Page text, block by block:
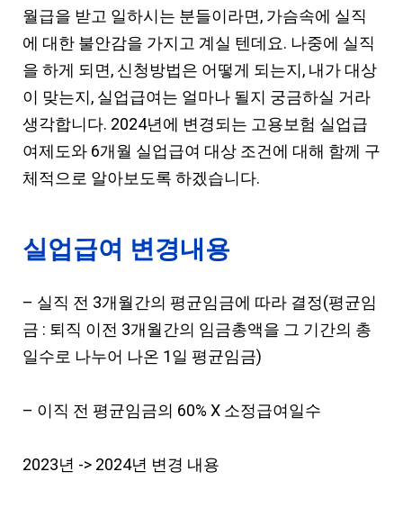
월급을 받고 일하시는 분들이라면, 가슴속에 실직
에 대한 불안감을 가지고 계실 텐데요. 나중에 실직
을 하게 되면, 신청방법은 어떻게 되는지, 내가 대상
이 맞는지, 실업급여는 얼마나 될지 궁금하실 거라
생각합니다. 2024년에 변경되는 고용보험 실업급
여제도와 6개월 실업급여 대상 조건에 대해 함께 구
체적으로 알아보도록 하겠습니다.
실업급여 변경내용
– 실직 전 3개월간의 평균임금에 따라 결정(평균임
금 : 퇴직 이전 3개월간의 임금총액을 그 기간의 총
일수로 나누어 나온 1일 평균임금)
– 이직 전 평균임금의 60% X 소정급여일수
2023년 -> 2024년 변경 내용